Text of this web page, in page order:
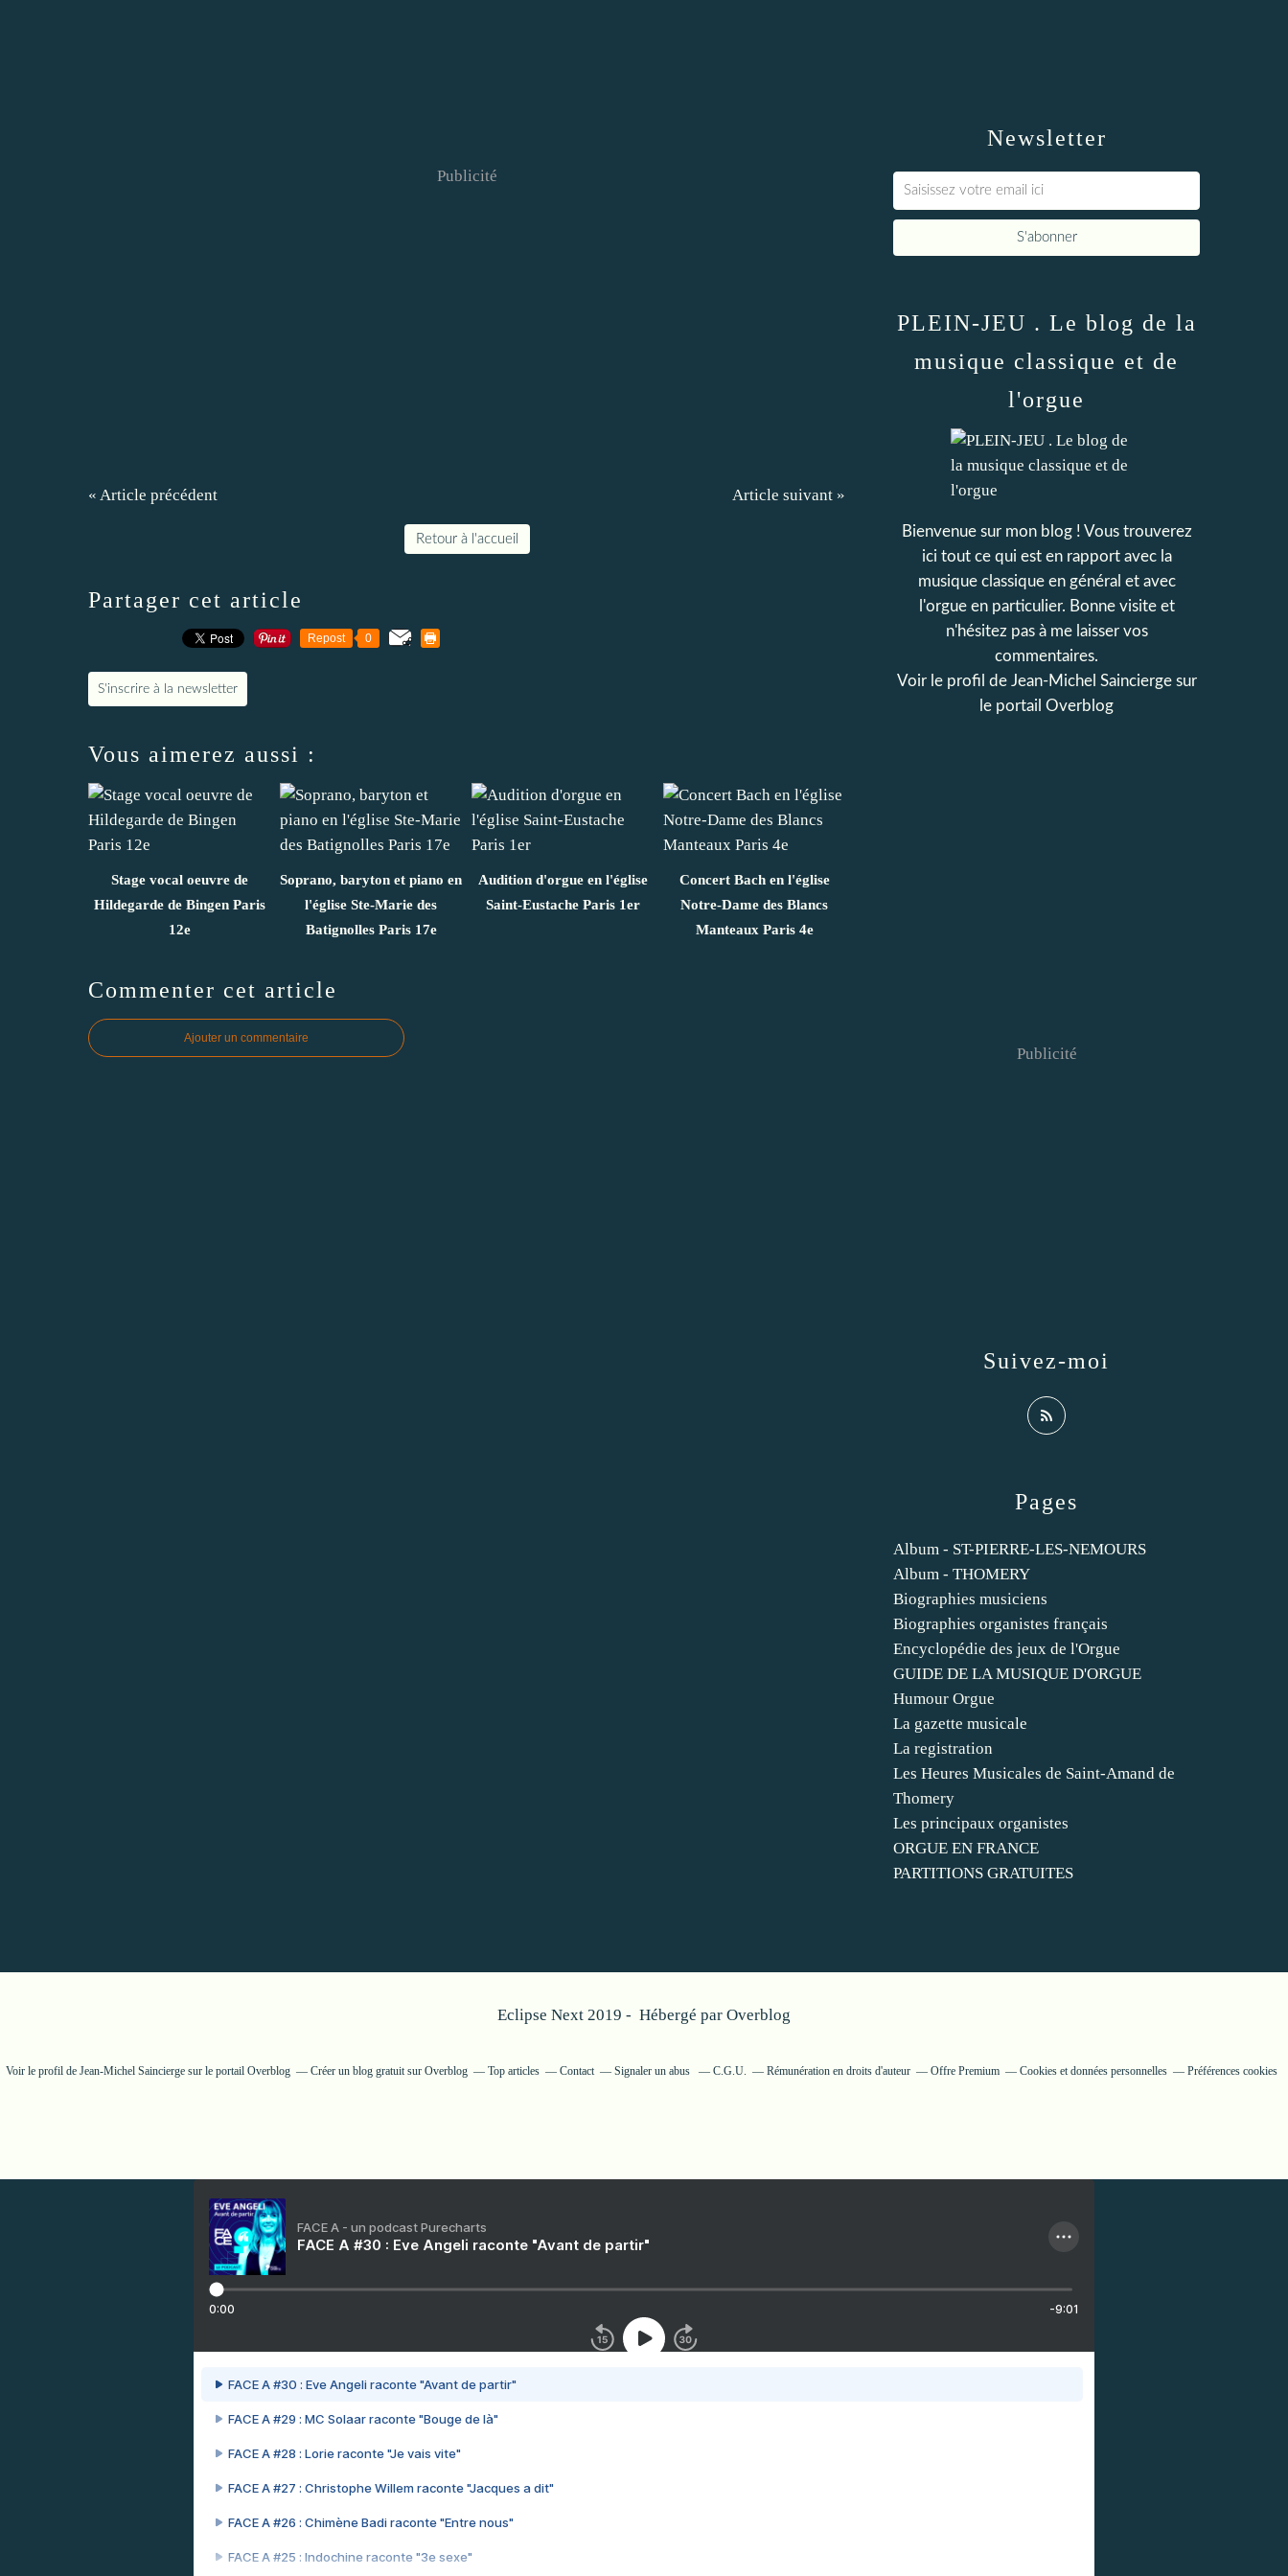
Publicité
« Article précédent Article suivant »
Retour à l'accueil
Partager cet article
Repost 0
S'inscrire à la newsletter
Vous aimerez aussi :
Stage vocal oeuvre de
Hildegarde de Bingen Paris
12e
Soprano, baryton et piano en
l'église Ste-Marie des
Batignolles Paris 17e
Audition d'orgue en l'église
Saint-Eustache Paris 1er
Concert Bach en l'église
Notre-Dame des Blancs
Manteaux Paris 4e
Commenter cet article
Ajouter un commentaire
Newsletter
Pages
Album - ST-PIERRE-LES-NEMOURS
Album - THOMERY
Biographies musiciens
Biographies organistes français
Encyclopédie des jeux de l'Orgue
GUIDE DE LA MUSIQUE D'ORGUE
Humour Orgue
La gazette musicale
La registration
Les Heures Musicales de Saint-Amand de
Thomery
Les principaux organistes
ORGUE EN FRANCE
PARTITIONS GRATUITES
PLEIN-JEU . Le blog de la
musique classique et de
l'orgue
Bienvenue sur mon blog ! Vous trouverez
ici tout ce qui est en rapport avec la
musique classique en général et avec
l'orgue en particulier. Bonne visite et
n'hésitez pas à me laisser vos
commentaires.
Voir le profil de Jean-Michel Sainciergesur
le portail Overblog
Suivez-moi
Publicité
Eclipse Next 2019 - Hébergé par Overblog
Voir le profil de Jean-Michel Sainciergesur le portail Overblog Créer un blog gratuit sur Overblog Top articles Contact Signaler un abus C.G.U. Rémunération en droits d'auteur Offre Premium Cookies et données personnelles Préférences cookies
FACE A - un podcast Purecharts
FACE A #30 : Eve Angeli raconte "Avant de partir"
0:00 -9:01
FACE A #30 : Eve Angeli raconte "Avant de partir"
FACE A #29 : MC Solaar raconte "Bouge de là"
FACE A #28 : Lorie raconte "Je vais vite"
FACE A #27 : Christophe Willem raconte "Jacques a dit"
FACE A #26 : Chimène Badi raconte "Entre nous"
FACE A #25 : Indochine raconte "3e sexe"